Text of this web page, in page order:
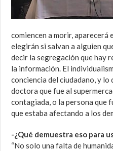
comiencen a morir,
elegirán si salvan a alguien
decir la segregación que hay
la información. El
conciencia del ciudadano, y lo
doctora que fue al
contagiada, o la persona que
que estaba afectando a los
-¿Qué demuestra eso para
“No solo una falta de